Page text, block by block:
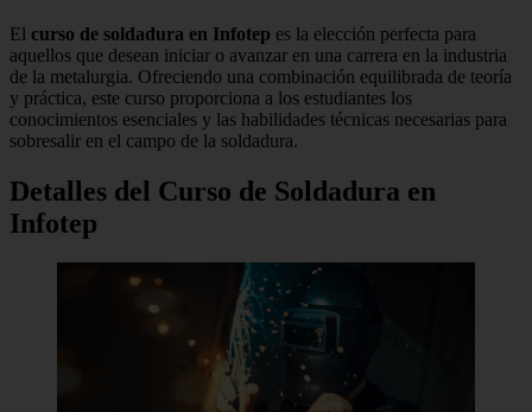
El curso de soldadura en Infotep es la elección perfecta para
aquellos que desean iniciar o avanzar en una carrera en la industria
de la metalurgia. Ofreciendo una combinación equilibrada de teoría
y práctica, este curso proporciona a los estudiantes los
conocimientos esenciales y las habilidades técnicas necesarias para
sobresalir en el campo de la soldadura.
Detalles del Curso de Soldadura en
Infotep